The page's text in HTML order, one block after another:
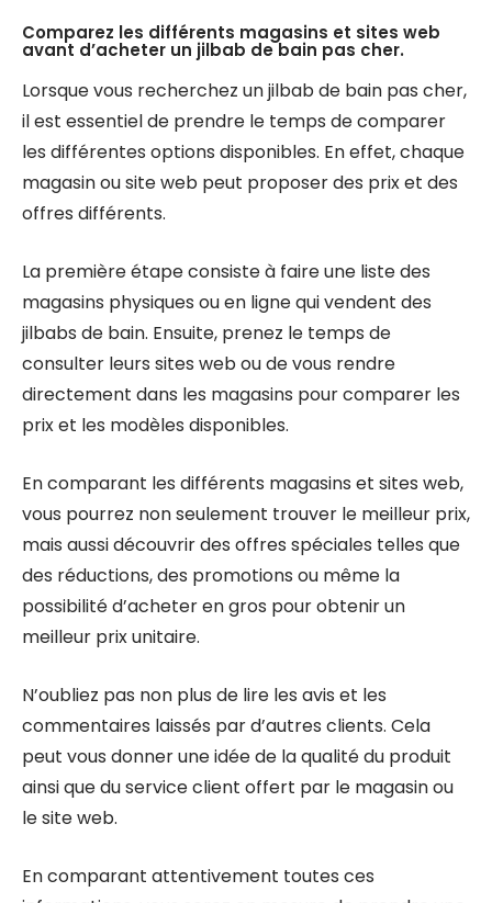
Comparez les différents magasins et sites web
avant d’acheter un jilbab de bain pas cher.
Lorsque vous recherchez un jilbab de bain pas cher,
il est essentiel de prendre le temps de comparer
les différentes options disponibles. En effet, chaque
magasin ou site web peut proposer des prix et des
offres différents.
La première étape consiste à faire une liste des
magasins physiques ou en ligne qui vendent des
jilbabs de bain. Ensuite, prenez le temps de
consulter leurs sites web ou de vous rendre
directement dans les magasins pour comparer les
prix et les modèles disponibles.
En comparant les différents magasins et sites web,
vous pourrez non seulement trouver le meilleur prix,
mais aussi découvrir des offres spéciales telles que
des réductions, des promotions ou même la
possibilité d’acheter en gros pour obtenir un
meilleur prix unitaire.
N’oubliez pas non plus de lire les avis et les
commentaires laissés par d’autres clients. Cela
peut vous donner une idée de la qualité du produit
ainsi que du service client offert par le magasin ou
le site web.
En comparant attentivement toutes ces